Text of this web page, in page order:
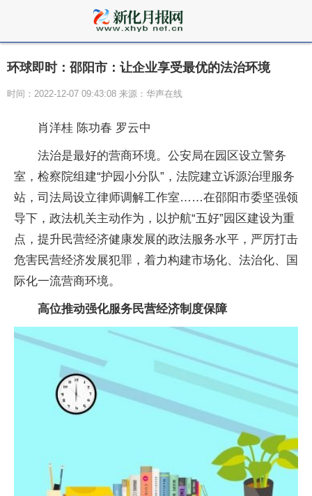
环球即时：邵阳市：让企业享受最优的法治环境
时间：2022-12-07 09:43:08 来源：华声在线
肖洋桂 陈功春 罗云中
法治是最好的营商环境。公安局在园区设立警务
室，检察院组建“护园小分队”，法院建立诉源治理服务
站，司法局设立律师调解工作室……在邵阳市委坚强领
导下，政法机关主动作为，以护航“五好”园区建设为重
点，提升民营经济健康发展的政法服务水平，严厉打击
危害民营经济发展犯罪，着力构建市场化、法治化、国
际化一流营商环境。
高位推动强化服务民营经济制度保障